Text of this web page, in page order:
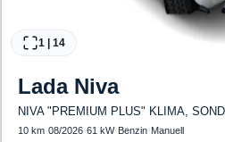
1 14
Lada Niva
NIVA "PREMIUM PLUS" KLIMA,
10 km·08/2026·61 kW· Benzin· Manuell